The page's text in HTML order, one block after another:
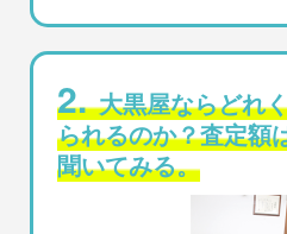
2. 大黒屋ならどれ
られるのか？査定額
聞いてみる。